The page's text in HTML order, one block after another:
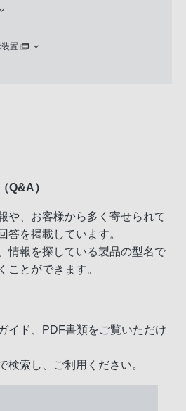
置
Q&A）
や、お客様から多く寄せられて
答を掲載しています。
情報を探している製品の型名で
ことができます。
イド、PDF書類をご覧いただけ
検索し、ご利用ください。